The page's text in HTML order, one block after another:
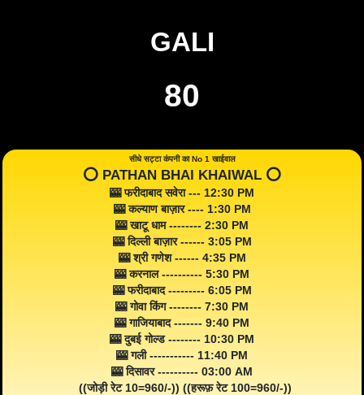
GALI
80
सीधे सट्टा कंपनी का No 1 खाईवाल
⭕️ PATHAN BHAI KHAIWAL ⭕️
🎰 फरीदाबाद सवेरा --- 12:30 PM
🎰 कल्याण बाज़ार ---- 1:30 PM
🎰 खाटू धाम -------- 2:30 PM
🎰 दिल्ली बाज़ार ------ 3:05 PM
🎰 श्री गणेश ------ 4:35 PM
🎰 करनाल ---------- 5:30 PM
🎰 फरीदाबाद --------- 6:05 PM
🎰 गोवा किंग -------- 7:30 PM
🎰 गाजियाबाद ------- 9:40 PM
🎰 दुबई गोल्ड -------- 10:30 PM
🎰 गली ----------- 11:40 PM
🎰 दिसावर ---------- 03:00 AM
((जोड़ी रेट 10=960/-)) ((हरूफ़ रेट 100=960/-))